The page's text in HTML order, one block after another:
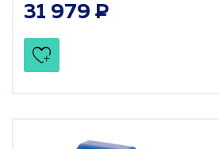
31 979